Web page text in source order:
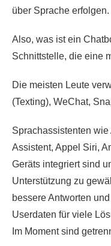
über Sprache erfolgen.
Also, was ist ein
Schnittstelle, die eine
Die meisten Leute
(Texting), WeChat,
Sprachassistenten
Assistent, Appel Siri,
Geräts integriert sind
Unterstützung zu
bessere Antworten
Userdaten für viele
Im Moment sind